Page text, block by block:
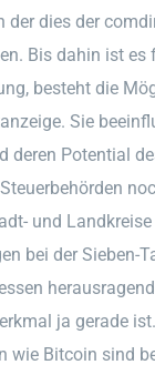
der dies der
Bis dahin ist es
besteht die
Sie
deren Potential
und
bei der Sieben-
ja gerade
wie Bitcoin sind